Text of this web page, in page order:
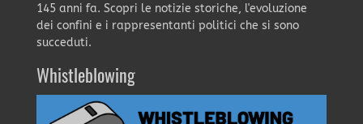
145 anni fa. Scopri le notizie storiche, l'evoluzione
dei confini e i rappresentanti politici che si sono
succeduti.
Whistleblowing